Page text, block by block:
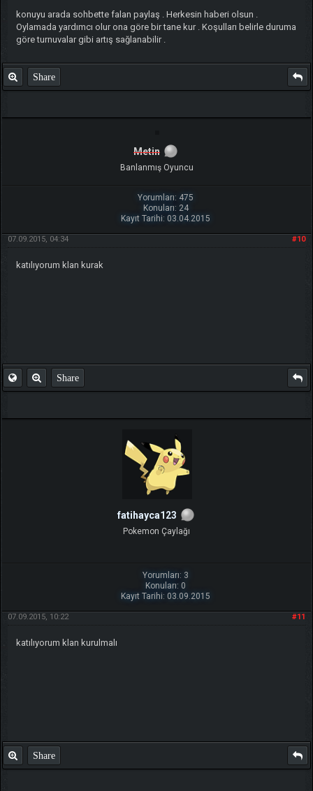
konuyu arada sohbette falan paylaş . Herkesin haberi olsun .
Oylamada yardımcı olur ona göre bir tane kur . Koşulları belirle duruma
göre turnuvalar gibi artış sağlanabilir .
Share
Metin
Banlanmış Oyuncu
Yorumları: 475
Konuları: 24
Kayıt Tarihi: 03.04.2015
#10
07.09.2015, 04:34
katılıyorum klan kurak
Share
fatihayca123
Pokemon Çaylağı
Yorumları: 3
Konuları: 0
Kayıt Tarihi: 03.09.2015
#11
07.09.2015, 10:22
katılıyorum klan kurulmalı
Share